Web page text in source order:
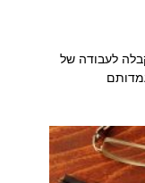
לעבודה של